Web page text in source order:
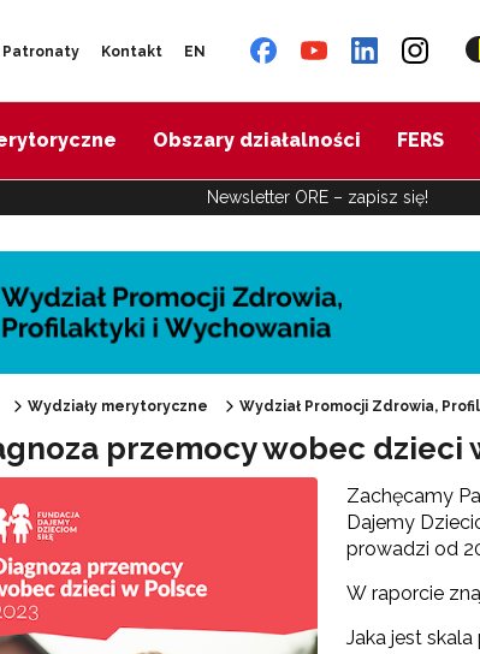
Patronaty Kontakt EN
Obszary działalności FERS
Newsletter ORE – zapisz się!
"Promocja Zdrowia"
"Edukacja zdrowotna"
"Rekomendowane programy profilaktyczne"
Wydziały merytoryczne Wydział Promocji Zdrowia,
przemocy wobec dzieci
Zachęcamy
Dajemy
prowadzi od
W raporcie
Jaka jest